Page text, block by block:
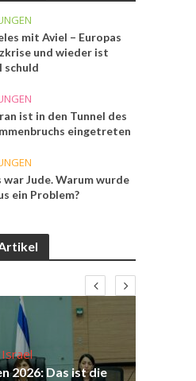
mit Aviel – Europas
und wieder ist
schuld
ist in den Tunnel des
eingetreten
war Jude. Warum wurde
ein Problem?
Israel
2026: Das ist die